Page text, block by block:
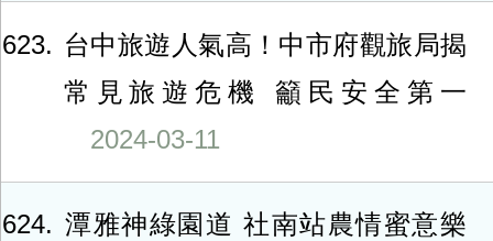
623
台中旅遊人氣高！中市府觀旅局揭
常見旅遊危機 籲民安全第一
2024-03-11
624
潭雅神綠園道 社南站農情蜜意樂